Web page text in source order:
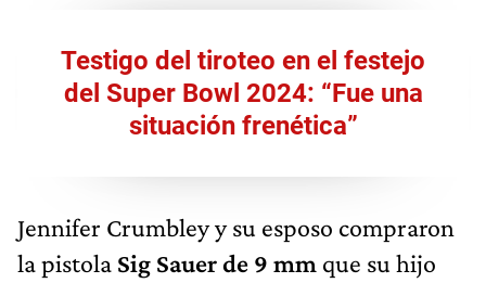
Testigo del tiroteo en el festejo
del Super Bowl 2024: “Fue una
situación frenética”
Jennifer Crumbley y su esposo compraron
la pistola Sig Sauer de 9 mm que su hijo